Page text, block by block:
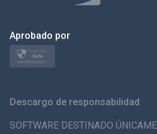
Polski
日本
ภาษาไทย
Aprobado por
Descargo de responsabilidad
SOFTWARE DESTINADO